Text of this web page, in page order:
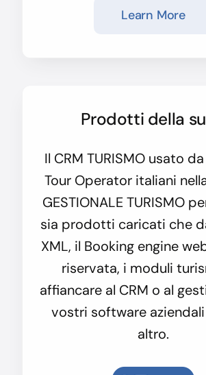
Learn More
Prodotti della
Il CRM TURISMO usato
Tour Operator italiani
GESTIONALE TURISMO
sia prodotti caricati che
XML, il Booking engine
riservata, i moduli
affiancare al CRM o al
vostri software
altro.